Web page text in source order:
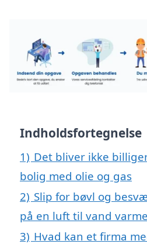
Indholdsfortegnelse
1) Det bliver ikke
bolig med olie og gas
2) Slip for bøvl og
på en luft til vand
3) Hvad kan et firma